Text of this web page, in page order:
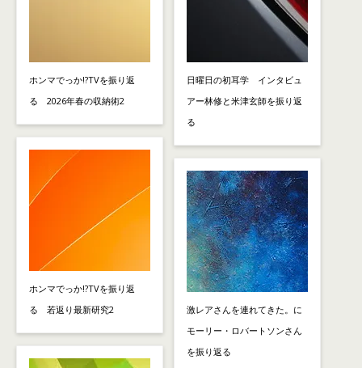
ホンマでっか!?TVを振り返
る 2026年春の収納術2
ホンマでっか!?TVを振り返
る 若返り最新研究2
日曜日の初耳学 インタビュ
アー林修と米津玄師を振り返
る
激レアさんを連れてきた。に
モーリー・ロバートソンさん
を振り返る